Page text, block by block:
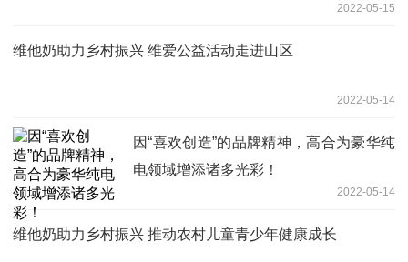
2022-05-15
维他奶助力乡村振兴 维爱公益活动走进山区
2022-05-14
因“喜欢创造”的品牌精神，高合为豪华纯
电领域增添诸多光彩！
2022-05-14
维他奶助力乡村振兴 推动农村儿童青少年健康成长